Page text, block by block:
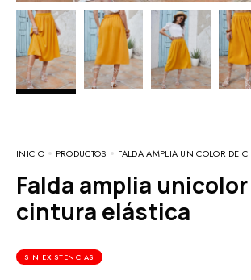
INICIO PRODUCTOS FALDA AMPLIA UNICOLOR DE
Falda amplia unicolor de
cintura elástica
SIN EXISTENCIAS